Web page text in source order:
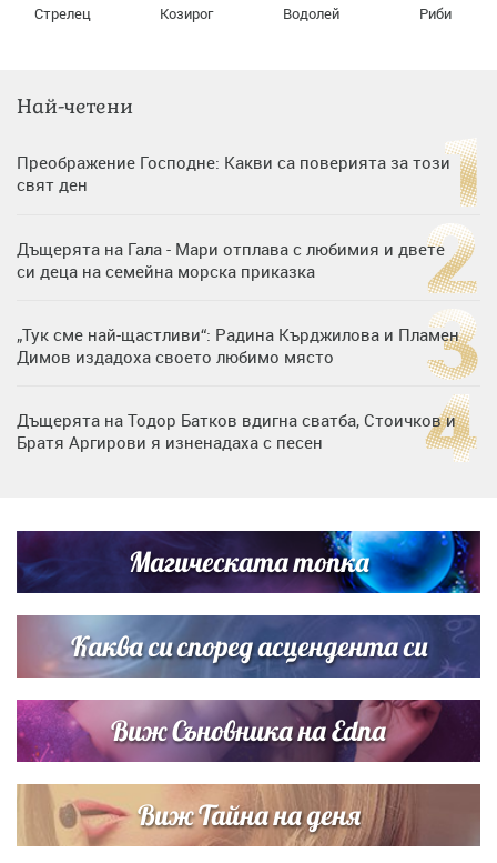
Стрелец Козирог Водолей Риби
Най-четени
Преображение Господне: Какви са поверията за този
свят ден
Дъщерята на Гала - Мари отплава с любимия и двете
си деца на семейна морска приказка
„Тук сме най-щастливи“: Радина Кърджилова и Пламен
Димов издадоха своето любимо място
Дъщерята на Тодор Батков вдигна сватба, Стоичков и
Братя Аргирови я изненадаха с песен
Списъкът е ясен: Джей Ло и Риана във ВИП гостите на
сватбата на Роналдо
Магическата топка
Каква си според асцендента си
Виж Съновника на Edna
Виж Тайна на деня